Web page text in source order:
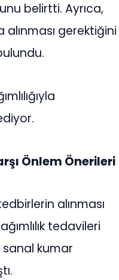
belirtti. Ayrıca,
alınması gerektiğini
Önlem Önerileri
alınması
tedavileri
sanal kumar